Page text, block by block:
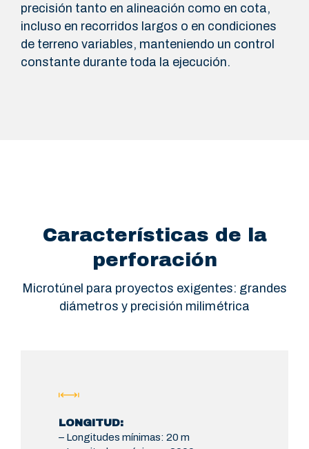
precisión tanto en alineación como en cota,
incluso en recorridos largos o en condiciones
de terreno variables, manteniendo un control
constante durante toda la ejecución.
Características de la
perforación
Microtúnel para proyectos exigentes: grandes
diámetros y precisión milimétrica
LONGITUD:
– Longitudes mínimas: 20 m